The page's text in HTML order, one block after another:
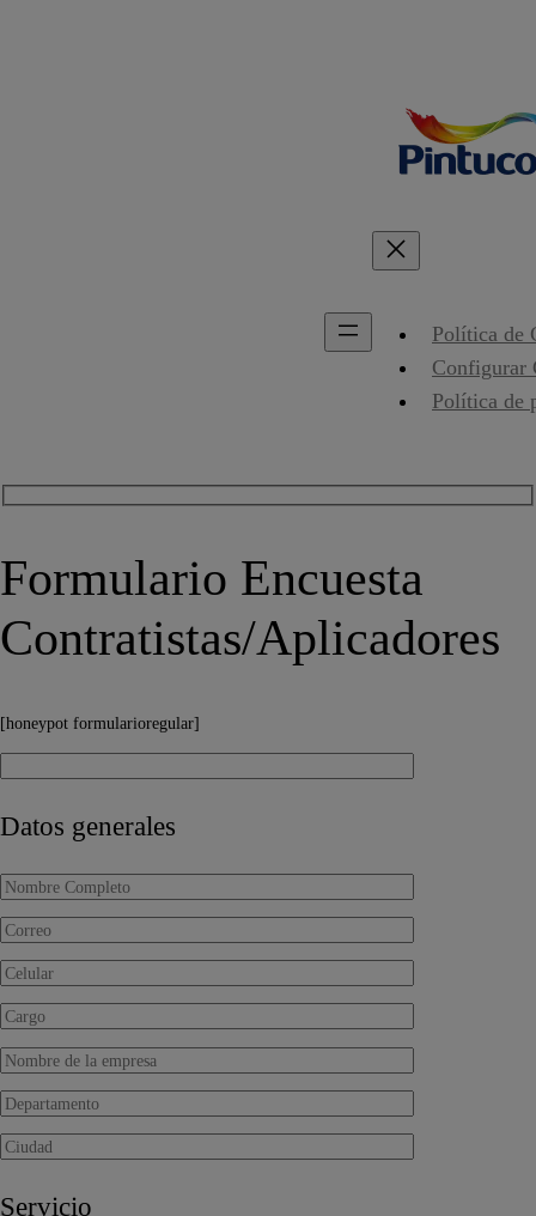
Política de
Configurar
Política de
Formulario Encuesta
Contratistas/Aplicadores
[honeypot formularioregular]
Datos generales
Servicio